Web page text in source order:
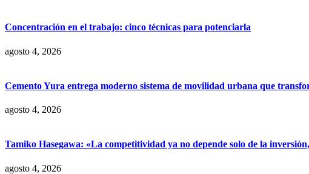
Concentración en el trabajo: cinco técnicas para potenciarla
agosto 4, 2026
Cemento Yura entrega moderno sistema de movilidad urbana que
agosto 4, 2026
Tamiko Hasegawa: «La competitividad ya no depende solo de la
agosto 4, 2026